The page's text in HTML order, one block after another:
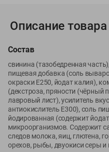
Юридическая информация и
соглашения
Номер уполномоченных
юридических лиц: Отдел торговли
Фрунзенского района г. Минска +
Номер и адрес электронной почты
продавцом рассматривать
прав, предусмотренных
потребителей: +375 44 560-60-61,
Способы оплаты товара:
1) наличными денежными
Описание товара
Состав
свинина (тазобедренная
пищевая добавка (соль
окраски Е250, йодат калия),
(декстроза, пряности (чёрный
лавровый лист), усилитель
антиокислитель Е300), соль
йодированная (содержит
микроорганизмов. Содержит
следов молока, яиц, глютена,
орехов, рыбы, двуокиси серы и